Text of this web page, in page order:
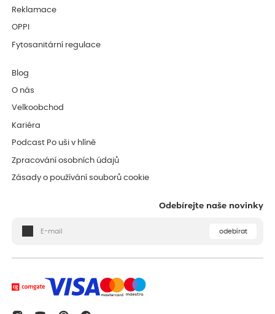
Reklamace
OPPI
Fytosanitární regulace
Blog
O nás
Velkoobchod
Kariéra
Podcast Po uši v hlíně
Zpracování osobních údajů
Zásady o používání souborů cookie
Odebírejte naše novinky
odebírat